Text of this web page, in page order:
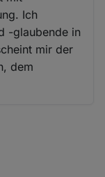
Ich
-glaubende in
mir der
dem